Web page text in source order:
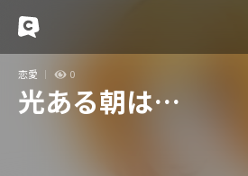
恋愛 0
光ある朝は…